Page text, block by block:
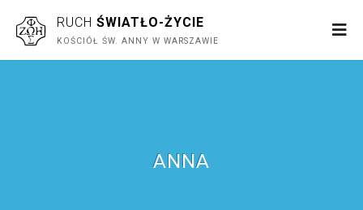
RUCH ŚWIATŁO-ŻYCIE
KOŚCIÓŁ ŚW. ANNY W WARSZAWIE
ANNA